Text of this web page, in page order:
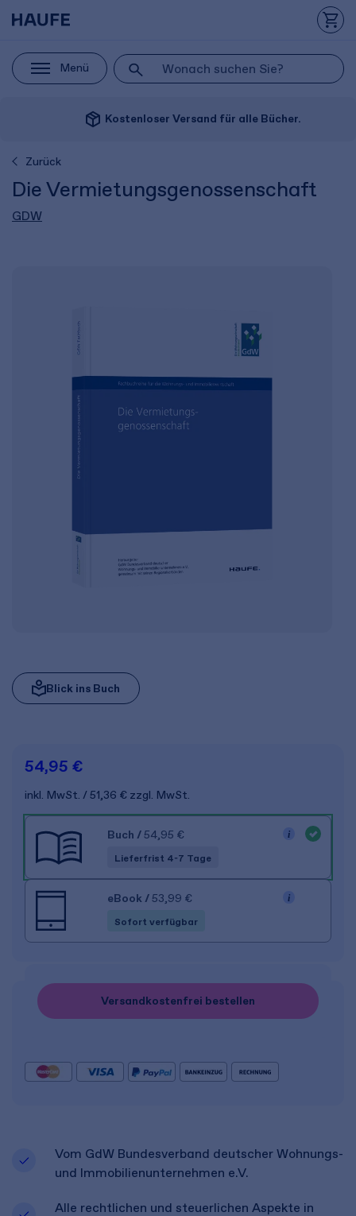
Menü
package_2 Kostenloser Versand für alle Bücher.
Zurück
Die Vermietungs­genossenschaft
GDW
Blick ins Buch
Vom GdW Bundesverband deutscher Wohnungs-
und Immobilienunternehmen e.V.
Alle rechtlichen und steuerlichen Aspekte in
54,95 €
inkl. MwSt. 51,36 € zzgl. MwSt.
Buch / 54,95 €
Lieferfrist 4-7 Tage
eBook / 53,99 €
Sofort verfügbar
Versandkostenfrei bestellen